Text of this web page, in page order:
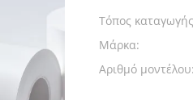
Τόπος
Μάρκα:
Αριθμό μοντέλου: